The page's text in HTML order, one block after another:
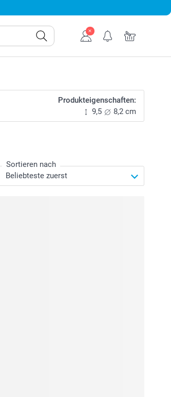
Produkteigenschaften:
9,5
8,2 cm
Sortieren nach